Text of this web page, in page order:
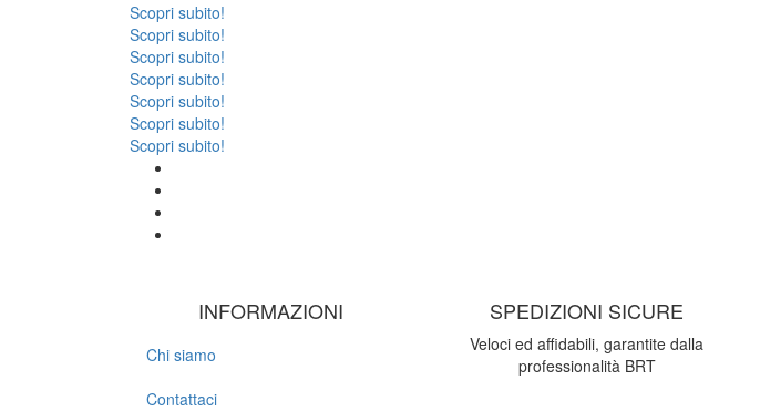
Scopri subito!
PROFUMI SPRAY AMBIENTE
Scopri subito!
PROFUMI DONNA E COSMESI
Scopri subito!
Scopri subito!
Scopri subito!
Scopri subito!
Scopri subito!
INFORMAZIONI
Chi siamo
Contattaci
SPEDIZIONI SICURE
Veloci ed affidabili, garantite dalla
professionalità BRT